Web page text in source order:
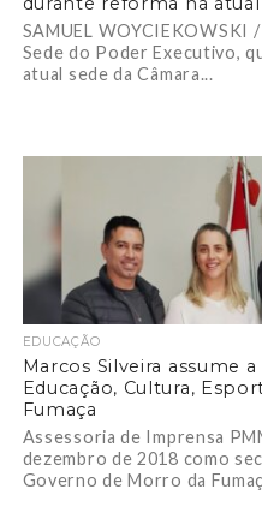
SAMUEL WOYCIEKOWSKI
Sede do Poder Executivo,
atual sede da Câmara...
EDUCAÇÃO
Marcos Silveira assume
Educação, Cultura,
Fumaça
Assessoria de Imprensa
dezembro de 2018 como
Governo de Morro da